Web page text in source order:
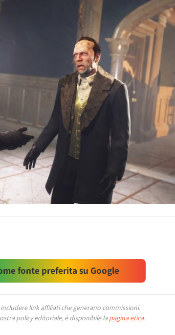
fonte preferita su Google
link affiliati che generano commissioni.
policy editoriale, è disponibile la pagina etica.